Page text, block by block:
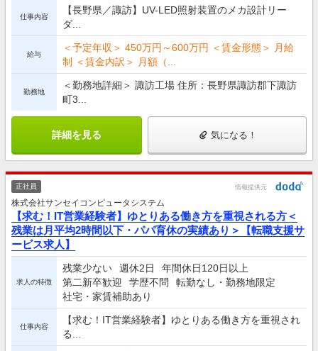
仕事内容
【長野県／諏訪】UV-LED照射装置のメカ設計リー
ダ...
給与
＜予定年収＞ 450万円～600万円 ＜賃金形態＞ 月給
制 ＜賃金内訳＞ 月額（...
勤務地
＜勤務地詳細＞ 諏訪工場 住所：長野県諏訪郡下諏訪
町3...
詳細を見る 気になる！
正社員 情報提供元
株式会社サンセイコンピュータシステム
【求む！IT営業経験者】ゆとりある働き方を重視される方＜
残業は月平均2時間以下・パパ育休の実績あり＞【転職支援サ
ービス求人】
求人の特徴
残業少ない 週休2日
年間休日120日以上
第二新卒歓迎
学歴不問
転勤なし・勤務地限定
社宅・家賃補助あり
仕事内容
【求む！IT営業経験者】ゆとりある働き方を重視され
る...